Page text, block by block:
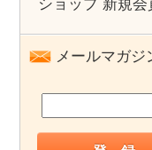
ショップ 新規会
メールマガジ